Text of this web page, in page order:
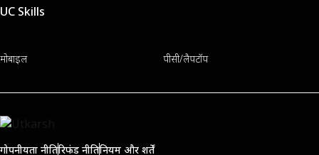
UC Skills
मोबाइल पीसी/लैपटॉप
गोपनीयता नीतिरिफंड नीतिनियम और शर्तें